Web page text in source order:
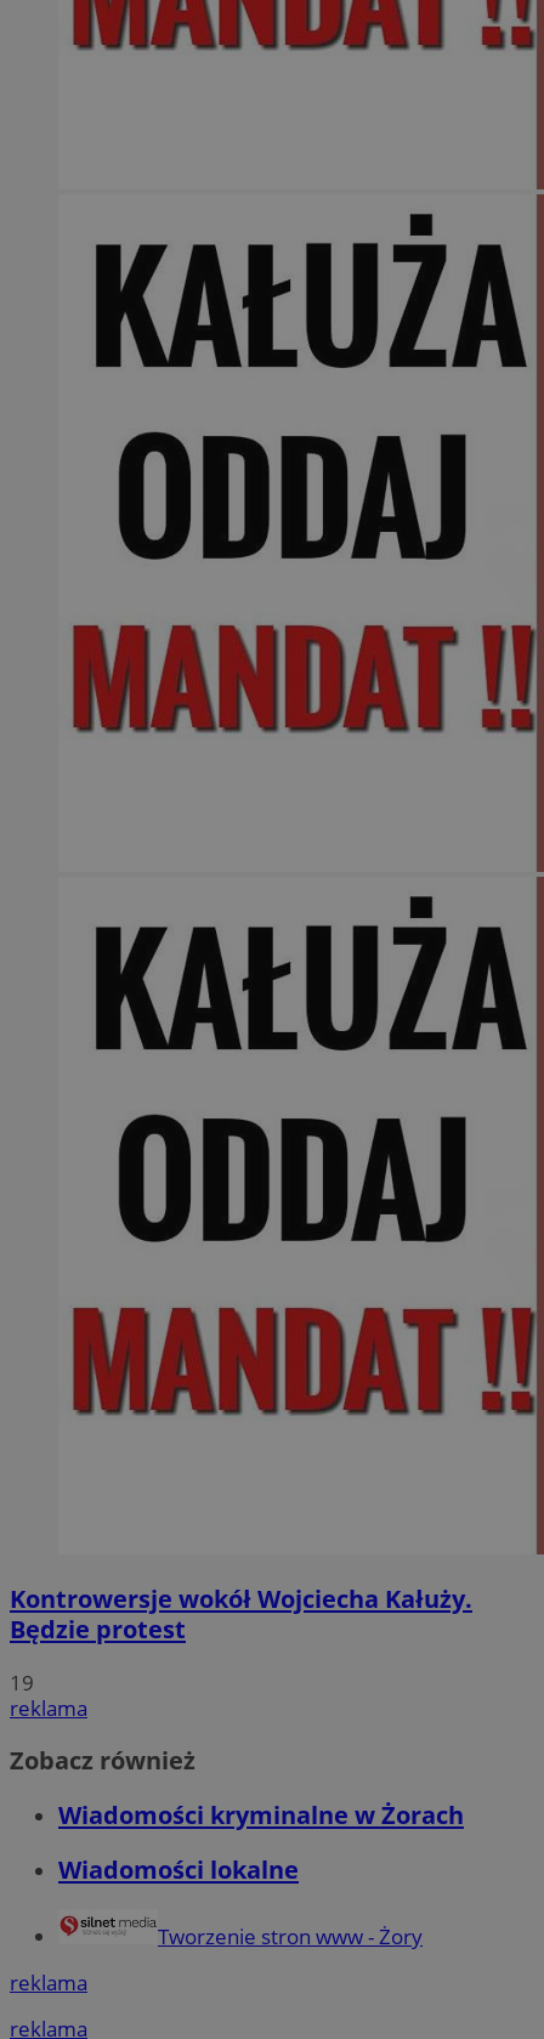
Kontrowersje wokół Wojciecha Kałuży.
Będzie protest
19
reklama
Zobacz również
Wiadomości kryminalne w Żorach
Wiadomości lokalne
Tworzenie stron www - Żory
reklama
reklama